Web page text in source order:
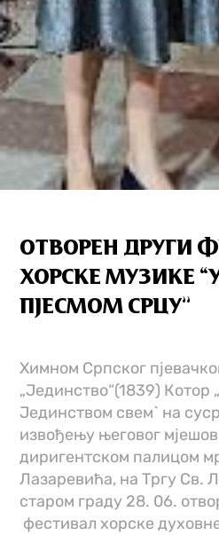
ОТВОРЕН ДРУГИ
ХОРСКЕ МУЗИКЕ
ПЈЕСМОМ СРЦУ”
Химном Српског
„Јединство“(1839) Котор
Јединством свем` на
извођењу његовог
диригентском палицом
Лазаревића, на Тргу Св.
старом граду 28. 06.
фестивал хорске